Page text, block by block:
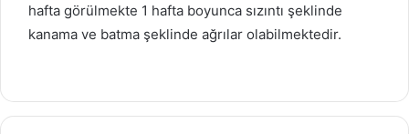
hafta görülmekte 1 hafta boyunca sızıntı şeklinde
kanama ve batma şeklinde ağrılar olabilmektedir.